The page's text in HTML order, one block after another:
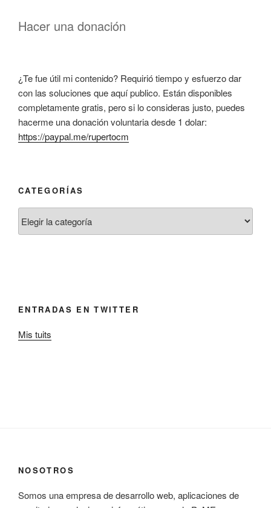
Hacer una donación
¿Te fue útil mi contenido? Requirió tiempo y esfuerzo dar
con las soluciones que aquí publico. Están disponibles
completamente gratis, pero si lo consideras justo, puedes
hacerme una donación voluntaria desde 1 dolar:
https://paypal.me/rupertocm
CATEGORÍAS
ENTRADAS EN TWITTER
Mis tuits
NOSOTROS
Somos una empresa de desarrollo web, aplicaciones de